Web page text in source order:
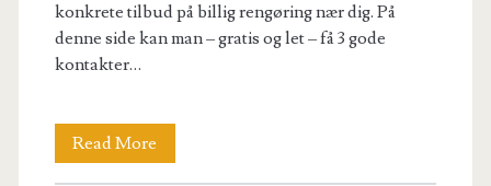
konkrete tilbud på billig rengøring nær dig. På
denne side kan man – gratis og let – få 3 gode
kontakter…
Read More
rengøring